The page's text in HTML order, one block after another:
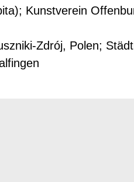
Kunstverein
Zdrój, Polen;